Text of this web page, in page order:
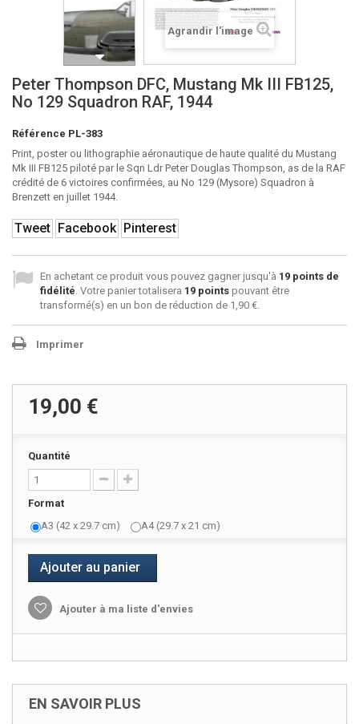
Agrandir l'image
Peter Thompson DFC, Mustang Mk III FB125,
No 129 Squadron RAF, 1944
Référence PL-383
Print, poster ou lithographie aéronautique de haute qualité du Mustang
Mk III FB125 piloté par le Sqn Ldr Peter Douglas Thompson, as de la RAF
crédité de 6 victoires confirmées, au No 129 (Mysore) Squadron à
Brenzett en juillet 1944.
Tweet Facebook Pinterest
En achetant ce produit vous pouvez gagner jusqu'à 19 points de
fidélité. Votre panier totalisera 19 points pouvant être
transformé(s) en un bon de réduction de 1,90 €.
Imprimer
19,00 €
Quantité
Format
A3 (42 x 29.7 cm)
A4 (29.7 x 21 cm)
Ajouter au panier
Ajouter à ma liste d'envies
EN SAVOIR PLUS